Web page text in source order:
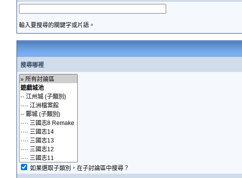
輸入要搜尋的關鍵字或片語。
搜尋哪裡
如果選取子類別，在子討論區中搜尋？